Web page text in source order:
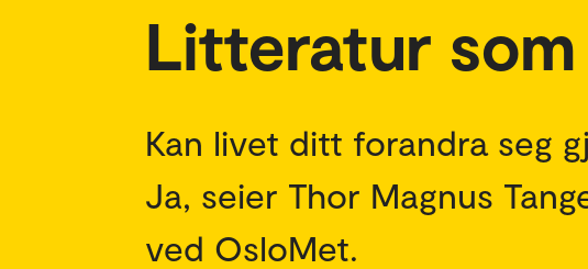
Litteratur
Kan livet ditt forandra seg
Ja, seier Thor Magnus
ved OsloMet.